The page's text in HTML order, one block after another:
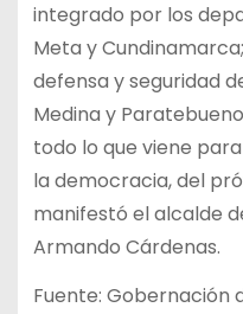
integrado por los
Meta y
defensa y seguridad
Medina y
todo lo que viene
la democracia, del
manifestó el alcalde
Armando Cárdenas.
Fuente: Gobernación